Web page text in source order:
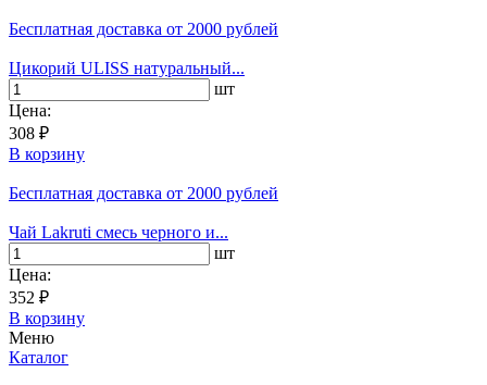
Бесплатная доставка от 2000 рублей
Цикорий ULISS натуральный...
шт
Цена:
308 ₽
В корзину
Бесплатная доставка от 2000 рублей
Чай Lakruti смесь черного и...
шт
Цена:
352 ₽
В корзину
Меню
Каталог